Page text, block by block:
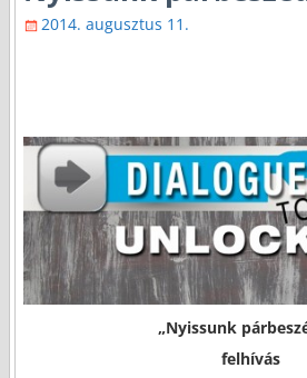
2014. augusztus 11.
„Nyissunk
felhívás